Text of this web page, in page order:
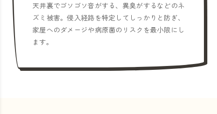
天井裏でゴソゴソ音がする、異臭がするなどのネ
ズミ被害。侵入経路を特定してしっかりと防ぎ、
家屋へのダメージや病原菌のリスクを最小限にし
ます。